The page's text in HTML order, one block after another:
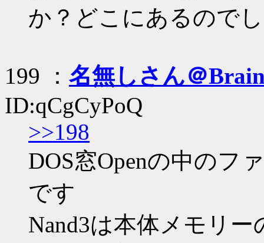
か？どこにあるので
199 ： 名無しさん＠
ID:qCgCyPoQ
>>198
DOS窓Openの中のフ
です
Nand3は本体メモリ